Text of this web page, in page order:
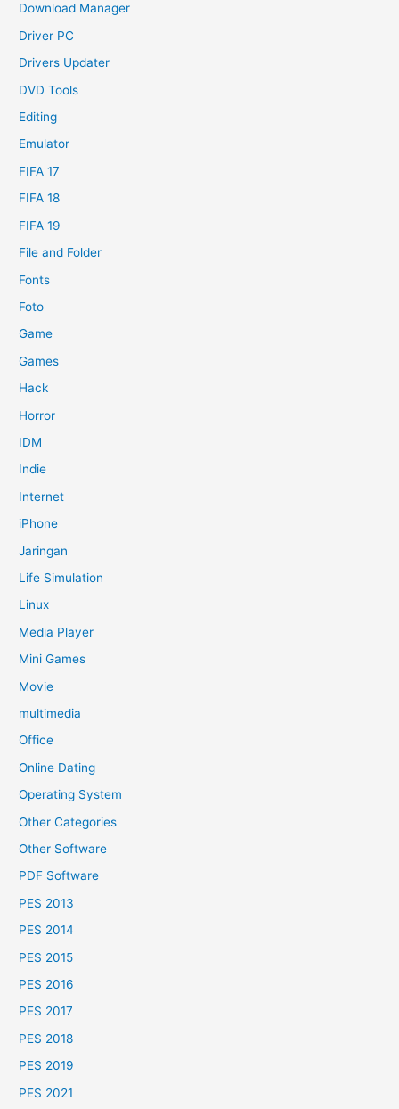
Download Manager
Driver PC
Drivers Updater
DVD Tools
Editing
Emulator
FIFA 17
FIFA 18
FIFA 19
File and Folder
Fonts
Foto
Game
Games
Hack
Horror
IDM
Indie
Internet
iPhone
Jaringan
Life Simulation
Linux
Media Player
Mini Games
Movie
multimedia
Office
Online Dating
Operating System
Other Categories
Other Software
PDF Software
PES 2013
PES 2014
PES 2015
PES 2016
PES 2017
PES 2018
PES 2019
PES 2021